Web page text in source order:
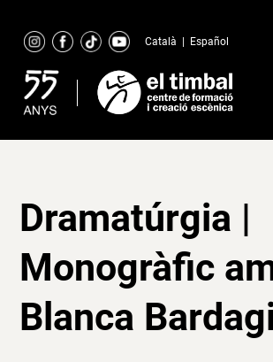
content
Català Español
Dramatúrgia |
Monogràfic
Blanca Bardagil